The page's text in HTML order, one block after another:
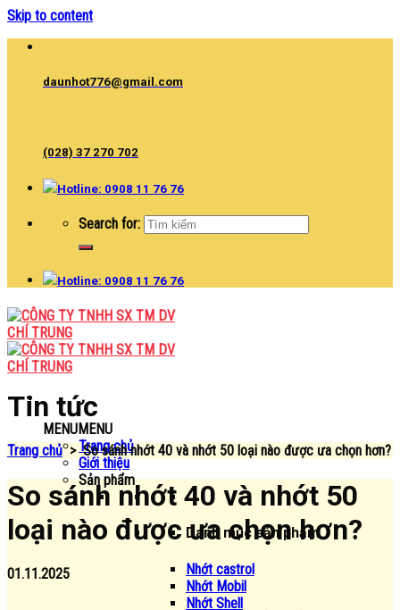
Skip to content
daunhot776@gmail.com
(028) 37 270 702
Hotline: 0908 11 76 76
Search for:
Hotline: 0908 11 76 76
MENUMENU
Trang chủ
Giới thiệu
Sản phẩm
Danh mục sản phẩm
Nhớt castrol
Nhớt Mobil
Nhớt Shell
Tin tức
Trang chủ > So sánh nhớt 40 và nhớt 50 loại nào được ưa chọn hơn?
So sánh nhớt 40 và nhớt 50
loại nào được ưa chọn hơn?
01.11.2025